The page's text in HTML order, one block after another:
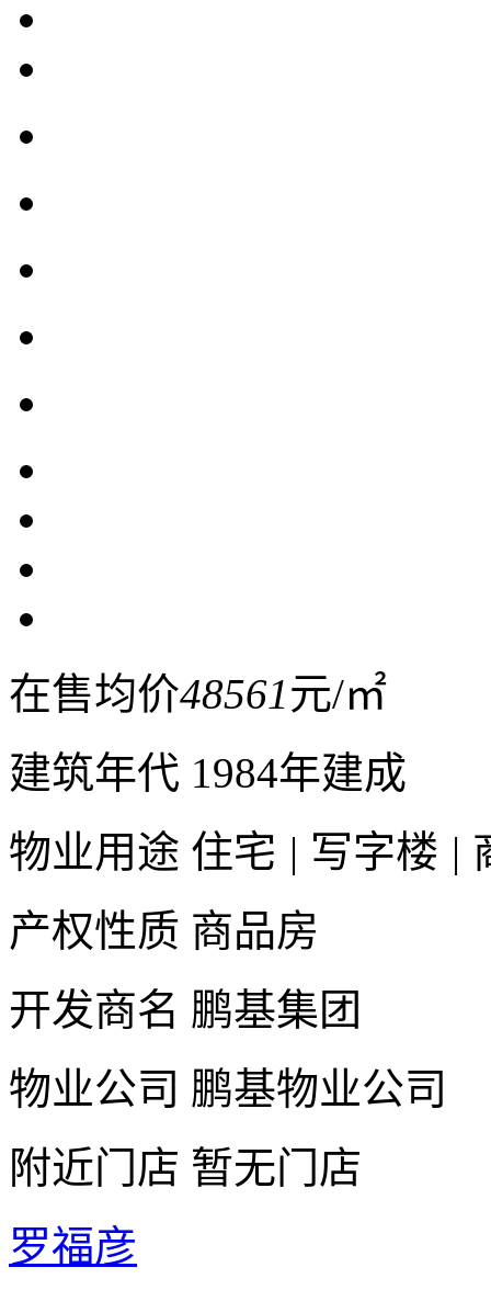
在售均价48561元/㎡
建筑年代 1984年建成
物业用途 住宅 | 写字楼 |
产权性质 商品房
开发商名 鹏基集团
物业公司 鹏基物业公司
附近门店 暂无门店
罗福彦